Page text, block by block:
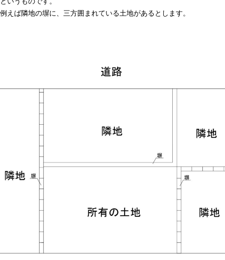
例えば隣地の塀に、三方囲まれている土地があるとします。